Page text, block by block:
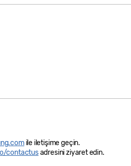
ile iletişime geçin.
contactusadresini ziyaret edin.